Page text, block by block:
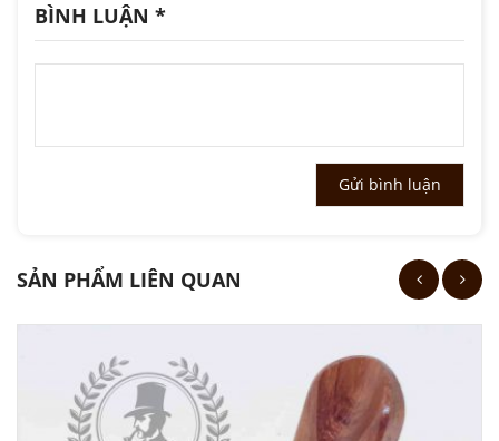
BÌNH LUẬN *
SẢN PHẨM LIÊN QUAN